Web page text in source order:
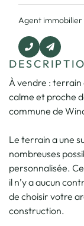
À vendre :
calme et proche
commune de
Le terrain a une
nombreuses
personnalisée.
il n’y a aucun
de choisir votre
construction.
Agent immobilier